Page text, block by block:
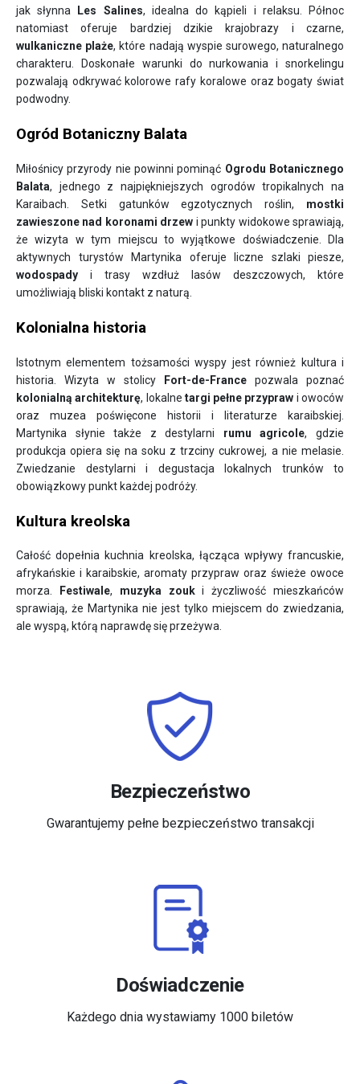
jak słynna Les Salines, idealna do kąpieli i relaksu. Północ
natomiast oferuje bardziej dzikie krajobrazy i czarne,
wulkaniczne plaże, które nadają wyspie surowego, naturalnego
charakteru. Doskonałe warunki do nurkowania i snorkelingu
pozwalają odkrywać kolorowe rafy koralowe oraz bogaty świat
podwodny.
Ogród Botaniczny Balata
Miłośnicy przyrody nie powinni pominąć Ogrodu Botanicznego
Balata, jednego z najpiękniejszych ogrodów tropikalnych na
Karaibach. Setki gatunków egzotycznych roślin, mostki
zawieszone nad koronami drzew i punkty widokowe sprawiają,
że wizyta w tym miejscu to wyjątkowe doświadczenie. Dla
aktywnych turystów Martynika oferuje liczne szlaki piesze,
wodospady i trasy wzdłuż lasów deszczowych, które
umożliwiają bliski kontakt z naturą.
Kolonialna historia
Istotnym elementem tożsamości wyspy jest również kultura i
historia. Wizyta w stolicy
Fort-de-France pozwala poznać
kolonialną architekturę, lokalne targi pełne przypraw i owoców
oraz muzea poświęcone historii i literaturze karaibskiej.
Martynika słynie także z destylarni rumu agricole, gdzie
produkcja opiera się na soku z trzciny cukrowej, a nie melasie.
Zwiedzanie destylarni i degustacja lokalnych trunków to
obowiązkowy punkt każdej podróży.
Kultura kreolska
Całość dopełnia kuchnia kreolska, łącząca wpływy francuskie,
afrykańskie i karaibskie, aromaty przypraw oraz świeże owoce
morza.
Festiwale, muzyka zouki życzliwość mieszkańców
sprawiają, że Martynika nie jest tylko miejscem do zwiedzania,
ale wyspą, którą naprawdę się przeżywa.
Bezpieczeństwo
Gwarantujemy pełne bezpieczeństwo transakcji
Doświadczenie
Każdego dnia wystawiamy 1000 biletów